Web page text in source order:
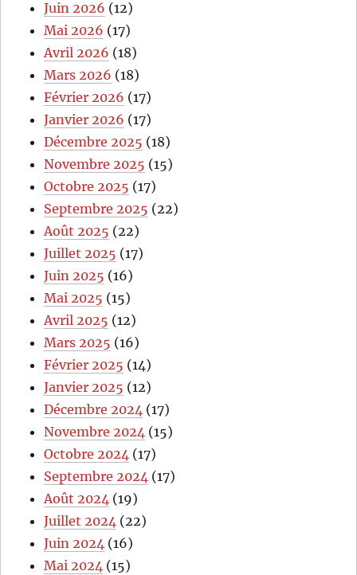
Juin 2026 (12)
Mai 2026 (17)
Avril 2026 (18)
Mars 2026 (18)
Février 2026 (17)
Janvier 2026 (17)
Décembre 2025 (18)
Novembre 2025 (15)
Octobre 2025 (17)
Septembre 2025 (22)
Août 2025 (22)
Juillet 2025 (17)
Juin 2025 (16)
Mai 2025 (15)
Avril 2025 (12)
Mars 2025 (16)
Février 2025 (14)
Janvier 2025 (12)
Décembre 2024 (17)
Novembre 2024 (15)
Octobre 2024 (17)
Septembre 2024 (17)
Août 2024 (19)
Juillet 2024 (22)
Juin 2024 (16)
Mai 2024 (15)